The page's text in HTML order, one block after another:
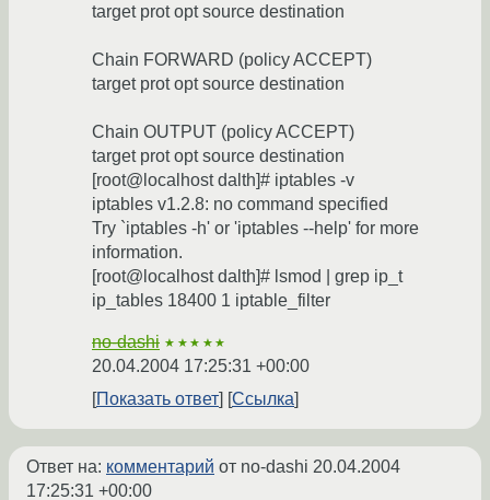
target prot opt source destination
Chain FORWARD (policy ACCEPT)
target prot opt source destination
Chain OUTPUT (policy ACCEPT)
target prot opt source destination
[root@localhost dalth]# iptables -v
iptables v1.2.8: no command specified
Try `iptables -h' or 'iptables --help' for more
information.
[root@localhost dalth]# lsmod | grep ip_t
ip_tables 18400 1 iptable_filter
no-dashi ★★★★★
20.04.2004 17:25:31 +00:00
Показать ответ
Ссылка
Ответ на: комментарий от no-dashi 20.04.2004
17:25:31 +00:00